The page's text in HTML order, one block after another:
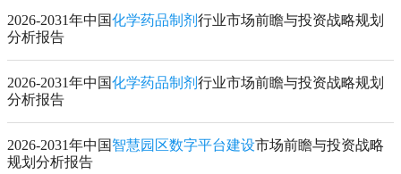
2026-2031年中国化学药品制剂 行业市场前瞻与投资战略规划
分析报告
2026-2031年中国化学药品制剂 行业市场前瞻与投资战略规划
分析报告
2026-2031年中国 智慧园区数字平台建设市场前瞻与投资战略
规划分析报告